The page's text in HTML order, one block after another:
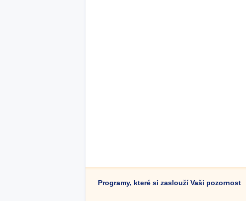
Programy, které si zaslouží Vaši pozornost